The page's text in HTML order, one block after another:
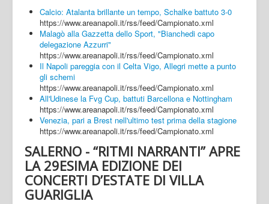
Calcio: Atalanta brillante un tempo, Schalke battuto 3-0
https://www.areanapoli.it/rss/feed/Campionato.xml
Malagò alla Gazzetta dello Sport, "Bianchedi capo
delegazione Azzurri"
https://www.areanapoli.it/rss/feed/Campionato.xml
Il Napoli pareggia con il Celta Vigo, Allegri mette a punto
gli schemi
https://www.areanapoli.it/rss/feed/Campionato.xml
All'Udinese la Fvg Cup, battuti Barcellona e Nottingham
https://www.areanapoli.it/rss/feed/Campionato.xml
Venezia, pari a Brest nell'ultimo test prima della stagione
https://www.areanapoli.it/rss/feed/Campionato.xml
SALERNO - “RITMI NARRANTI” APRE
LA 29ESIMA EDIZIONE DEI
CONCERTI D’ESTATE DI VILLA
GUARIGLIA